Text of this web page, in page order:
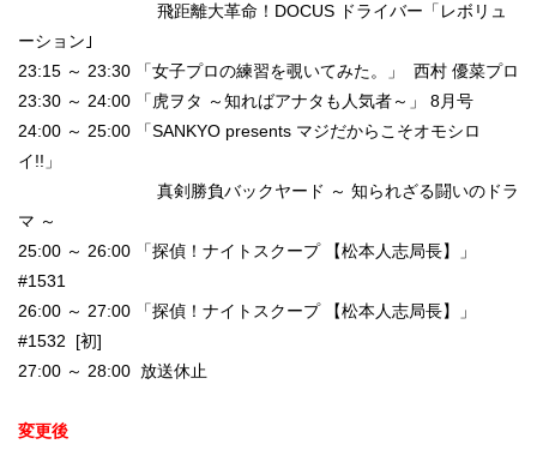
飛距離大革命！DOCUS ドライバー「レボリュ
ーション｣
23:15 ～ 23:30 「女子プロの練習を覗いてみた。」 西村 優菜プロ
23:30 ～ 24:00 「虎ヲタ ～知ればアナタも人気者～」 8月号
24:00 ～ 25:00 「SANKYO presents マジだからこそオモシロ
イ!!」
真剣勝負バックヤード ～ 知られざる闘いのドラ
マ ～
25:00 ～ 26:00 「探偵！ナイトスクープ 【松本人志局長】」
#1531
26:00 ～ 27:00 「探偵！ナイトスクープ 【松本人志局長】」
#1532 [初]
27:00 ～ 28:00 放送休止
変更後